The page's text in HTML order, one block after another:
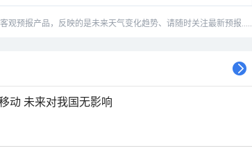
观预报产品，反映的是未来天气变化趋势、请随时关注最新预报.....
动 未来对我国无影响